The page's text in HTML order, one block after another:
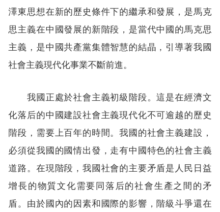
澤東思想在新的歷史條件下的繼承和發展，是馬克
思主義在中國發展的新階段，是當代中國的馬克思
主義，是中國共產黨集體智慧的結晶，引導著我國
社會主義現代化事業不斷前進。
我國正處於社會主義初級階段。這是在經濟文
化落后的中國建設社會主義現代化不可逾越的歷史
階段，需要上百年的時間。我國的社會主義建設，
必須從我國的國情出發，走有中國特色的社會主義
道路。在現階段，我國社會的主要矛盾是人民日益
增長的物質文化需要同落后的社會生產之間的矛
盾。由於國內的因素和國際的影響，階級斗爭還在